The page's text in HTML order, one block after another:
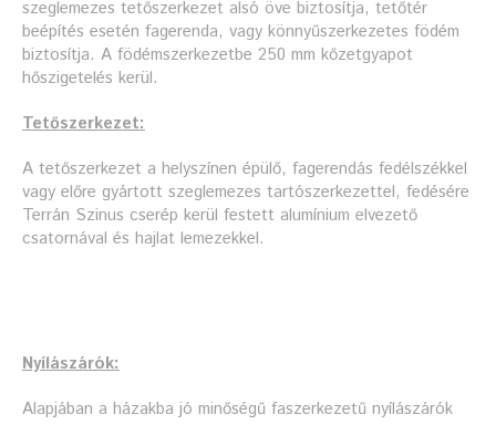
szeglemezes tetőszerkezet alsó öve biztosítja, tetőtér
beépítés esetén fagerenda, vagy könnyűszerkezetes födém
biztosítja. A födémszerkezetbe 250 mm kőzetgyapot
hőszigetelés kerül.
Tetőszerkezet:
A tetőszerkezet a helyszínen épülő, fagerendás fedélszékkel
vagy előre gyártott szeglemezes tartószerkezettel, fedésére
Terrán Szinus cserép kerül festett alumínium elvezető
csatornával és hajlat lemezekkel.
Nyílászárók:
Alapjában a házakba jó minőségű faszerkezetű nyílászárók